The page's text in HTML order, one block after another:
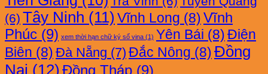
(6) Tây Ninh (11) Vĩnh Long (8)Vĩnh
Phúc (9) xem thời hạn chữ ký số vina (1) Yên Bái (8)Điện
Biên (8) Đà Nẵng (7) Đắc Nông (8)Đồng
Nai (12) Đồng Tháp (9)